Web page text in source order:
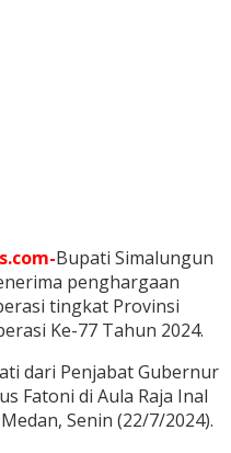
Bupati Simalungun
penghargaan
tingkat Provinsi
Ke-77 Tahun 2024.
dari Penjabat Gubernur
Fatoni di Aula Raja Inal
Senin (22/7/2024).